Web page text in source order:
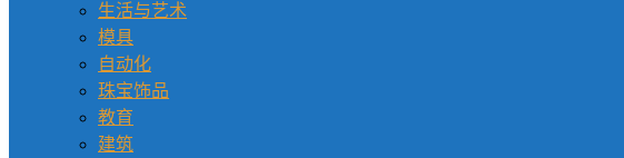
生活与艺术
模具
自动化
珠宝饰品
教育
建筑